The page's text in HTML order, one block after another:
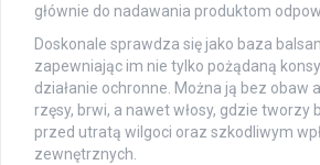
głównie do nadawania produktom
Doskonale sprawdza się jako baza
zapewniając im nie tylko pożądaną
działanie ochronne. Można ją bez obaw
rzęsy, brwi, a nawet włosy, gdzie tworzy
przed utratą wilgoci oraz szkodliwym
zewnętrznych.